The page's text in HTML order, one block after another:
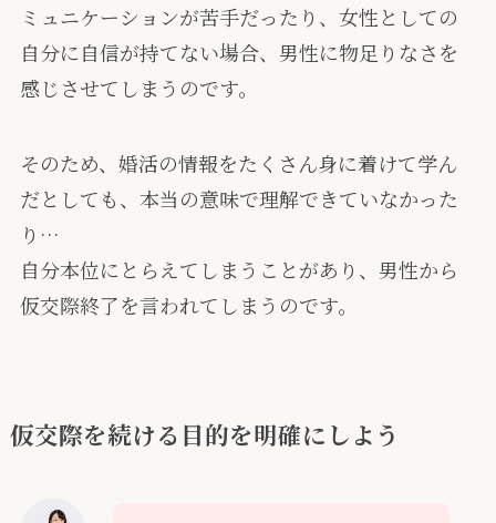
ミュニケーションが苦手だったり、女性としての
自分に自信が持てない場合、男性に物足りなさを
感じさせてしまうのです。
そのため、婚活の情報をたくさん身に着けて学ん
だとしても、本当の意味で理解できていなかった
り…
自分本位にとらえてしまうことがあり、男性から
仮交際終了を言われてしまうのです。
仮交際を続ける目的を明確にしよう